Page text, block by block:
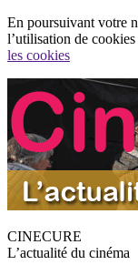
En poursuivant votre
l’utilisation de
les cookies
CINECURE
L’actualité du cinéma